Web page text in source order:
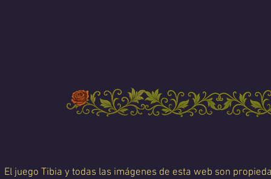
El juego Tibia y todas las imágenes de esta web son